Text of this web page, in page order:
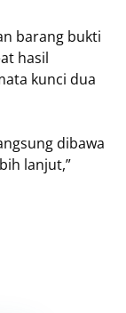
barang bukti
hasil
kunci dua
dibawa
lanjut,”